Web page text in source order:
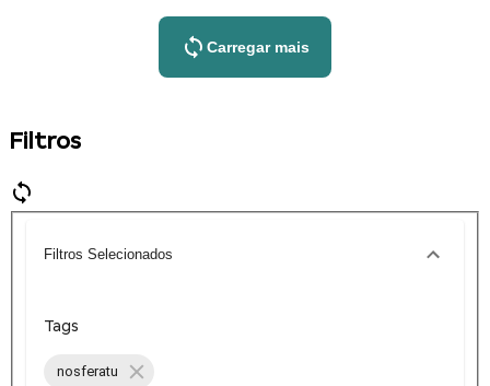
Carregar mais
Filtros
Filtros Selecionados
Tags
nosferatu